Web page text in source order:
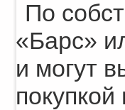
По
«Барс»
и могут